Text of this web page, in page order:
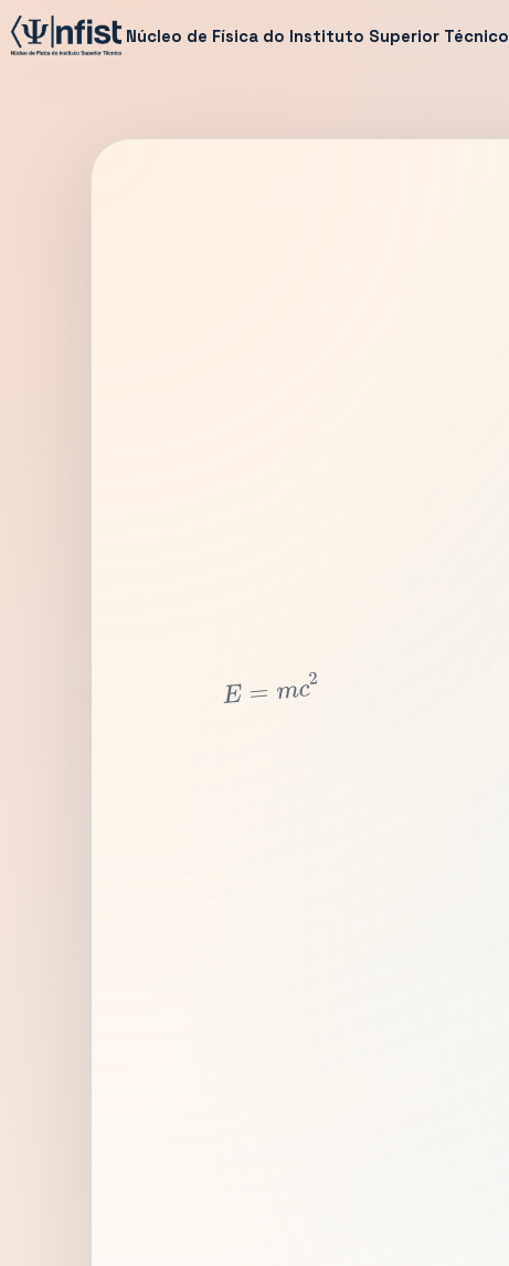
Núcleo de Física do Instituto Superior Técnico
E= 2